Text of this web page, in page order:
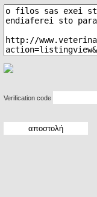
Verification code